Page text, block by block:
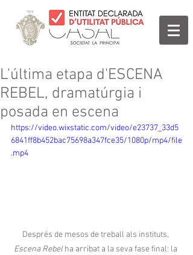
L'última etapa d'ESCENA
REBEL, dramatúrgia i
posada en escena
https://video.wixstatic.com/video/e23737_33d5
6841ff8b452bac75698a347fce35/1080p/mp4/file
.mp4
Després de mesos de treball als instituts,
Escena Rebel ha arribat a la seva fase final: la